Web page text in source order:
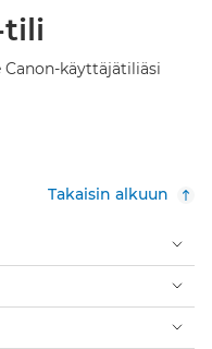
tili
käyttäjätiliäsi
Takaisin alkuun